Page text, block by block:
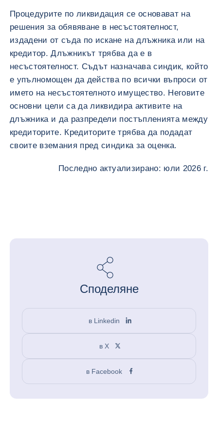
Процедурите по ликвидация се основават на
решения за обявяване в несъстоятелност,
издадени от съда по искане на длъжника или на
кредитор. Длъжникът трябва да е в
несъстоятелност. Съдът назначава синдик, който
е упълномощен да действа по всички въпроси от
името на несъстоятелното имущество. Неговите
основни цели са да ликвидира активите на
длъжника и да разпредели постъпленията между
кредиторите. Кредиторите трябва да подадат
своите вземания пред синдика за оценка.
Последно актуализирано: юли 2026 г.
Споделяне
в Linkedin
в X
в Facebook